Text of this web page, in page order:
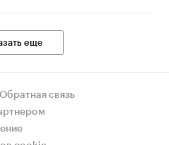
для расчета ИПЦ
цен на
На их основе
цена,
одной и той же
(сферы услуг) на один и
еще
Обратная связь